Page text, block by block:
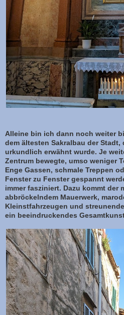
Alleine bin ich dann noch weiter
dem ältesten Sakralbau der Stadt,
urkundlich erwähnt wurde. Je
Zentrum bewegte, umso weniger
Enge Gassen, schmale Treppen
Fenster zu Fenster gespannt
immer fasziniert. Dazu kommt der
abbröckelndem Mauerwerk,
Kleinstfahrzeugen und
ein beeindruckendes